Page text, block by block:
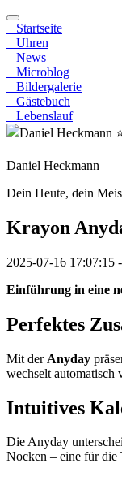
Startseite
Uhren
News
Microblog
Bildergalerie
Gästebuch
Lebenslauf
Daniel Heckmann
Dein Heute, dein
Krayon
2025-07-16 17:07:15
Einführung in eine
Perfektes
Mit der Anyday
wechselt automatisch
Intuitives
Die Anyday
Nocken – eine für die